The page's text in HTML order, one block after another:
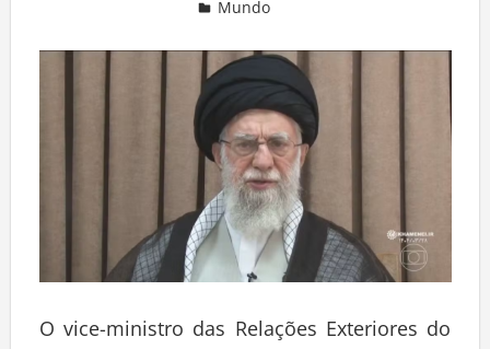
Mundo
O vice-ministro das Relações Exteriores do